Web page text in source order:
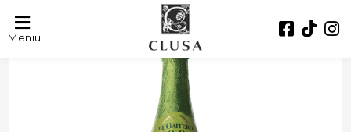
Meniu- 38%